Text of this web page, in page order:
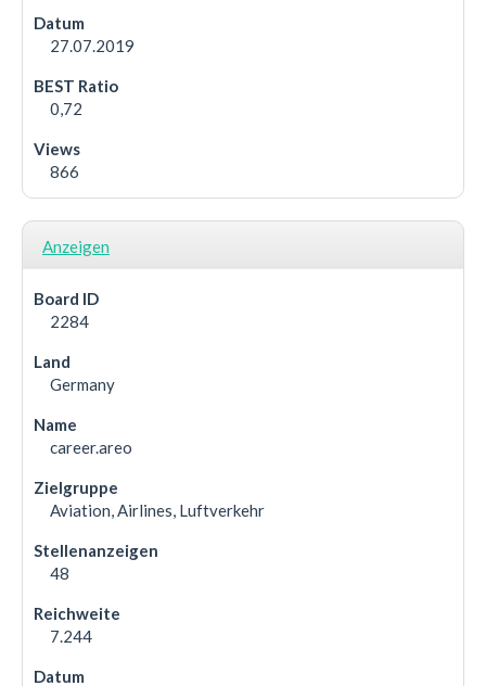
27.07.2019
0,72
866
Anzeigen
2284
Germany
career.areo
Aviation, Airlines, Luftverkehr
48
7.244